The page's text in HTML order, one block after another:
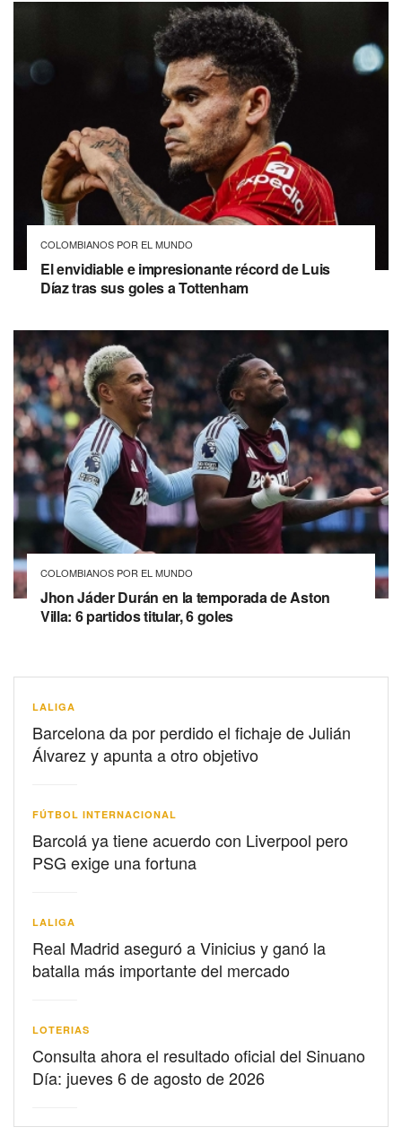
COLOMBIANOS POR EL MUNDO
El envidiable e impresionante récord de Luis
Díaz tras sus goles a Tottenham
COLOMBIANOS POR EL MUNDO
Jhon Jáder Durán en la temporada de Aston
Villa: 6 partidos titular, 6 goles
LALIGA
Barcelona da por perdido el fichaje de Julián
Álvarez y apunta a otro objetivo
FÚTBOL INTERNACIONAL
Barcolá ya tiene acuerdo con Liverpool pero
PSG exige una fortuna
LALIGA
Real Madrid aseguró a Vinicius y ganó la
batalla más importante del mercado
LOTERIAS
Consulta ahora el resultado oficial del Sinuano
Día: jueves 6 de agosto de 2026